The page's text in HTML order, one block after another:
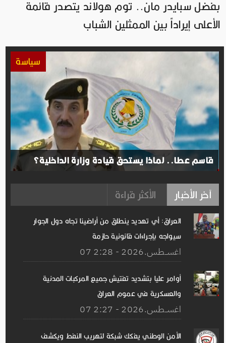
بفضل سبايدر مان.. توم هولاند يتصدر قائمة
الأعلى إيراداً بين الممثلين الشباب
سياسة
قاسم عطا.. لماذا يستحق قيادة وزارة الداخلية؟
آخر الأخبار الأكثر قراءة
العراق: أي تهديد ينطلق من أراضينا تجاه دول الجوار
سيواجه بإجراءات قانونية حازمة
07 اغســطس.2026 - 2:28
أوامر عليا بتشديد تفتيش جميع المركبات المدنية
والعسكرية في عموم العراق
07 اغســطس.2026 - 2:27
الأمن الوطني يفكك شبكة لتهريب النفط ويكشف